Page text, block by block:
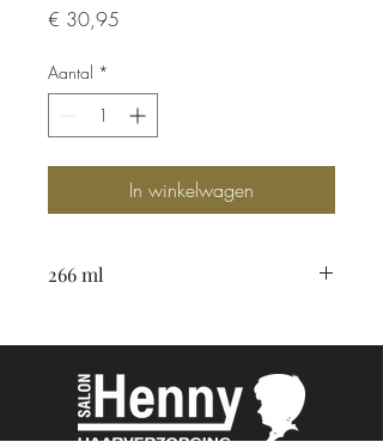
€ 30,95
Aantal *
In winkelwagen
266 ml